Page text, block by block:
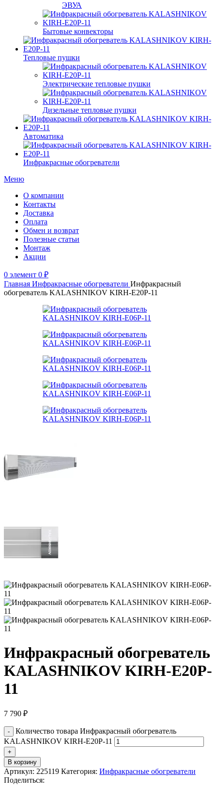
ЭВУА
Бытовые конвекторы
Тепловые пушки
Электрические тепловые пушки
Дизельные тепловые пушки
Автоматика
Инфракрасные обогреватели
Меню
О компании
Контакты
Доставка
Оплата
Обмен и возврат
Полезные статьи
Монтаж
Акции
0 элемент 0 ₽
Главная Инфракрасные обогреватели Инфракрасный
обогреватель KALASHNIKOV KIRH-E20P-11
Инфракрасный обогреватель
KALASHNIKOV KIRH-E20P-
11
7 790 ₽
Количество товара Инфракрасный обогреватель
KALASHNIKOV KIRH-E20P-11
В корзину
Артикул: 225119 Категория: Инфракрасные обогреватели
Поделиться: